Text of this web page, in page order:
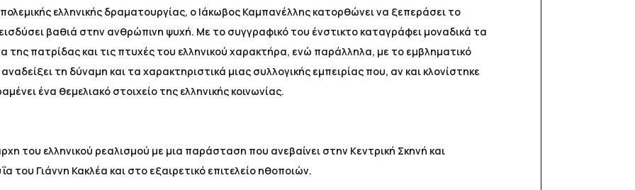
ελληνικής δραματουργίας, ο Ιάκωβος Καμπανέλλης κατορθώνει να ξεπεράσει το
βαθιά στην ανθρώπινη ψυχή. Με το συγγραφικό του ένστικτο καταγράφει μοναδικά τα
της πατρίδας και τις πτυχές του ελληνικού χαρακτήρα, ενώ παράλληλα, με το εμβληματικό
τη δύναμη και τα χαρακτηριστικά μιας συλλογικής εμπειρίας που, αν και κλονίστηκε
ένα θεμελιακό στοιχείο της ελληνικής κοινωνίας.
του ελληνικού ρεαλισμού με μια παράσταση που ανεβαίνει στην Κεντρική Σκηνή και
του Γιάννη Κακλέα και στο εξαιρετικό επιτελείο ηθοποιών.